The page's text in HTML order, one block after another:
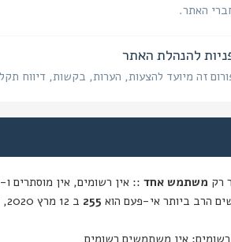
האתר.
להנהלת האתר
זה מיועד להצעות, הערות, בקשות, דיווח
רק משתמש אחד :: אין רשומים, אין מוסתרים ו-
הרב ביותר אי-פעם הוא 255 ב 12 מרץ 2020, 14:59
אין משתמשים רשומים